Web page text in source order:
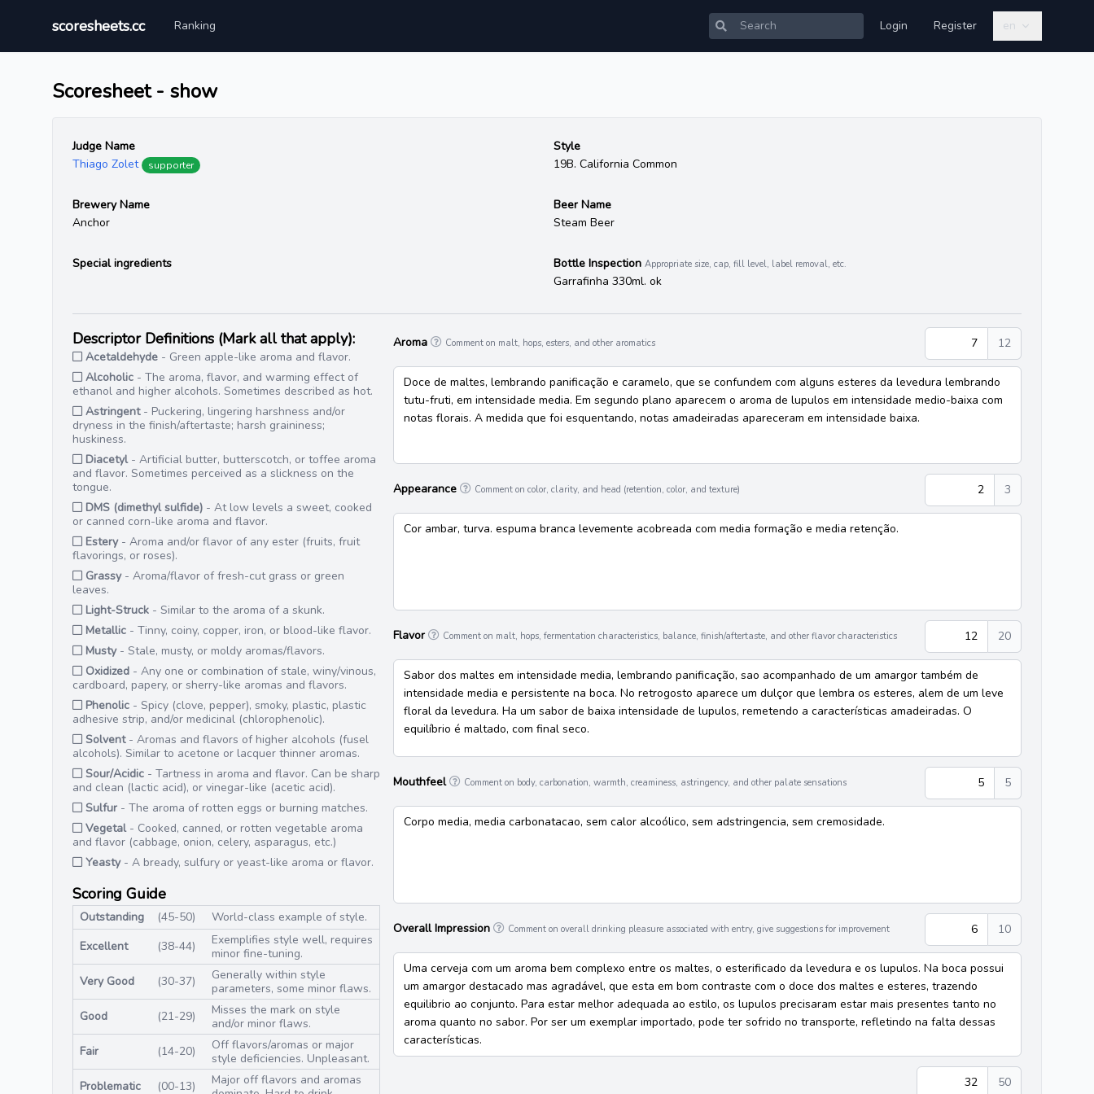
scoresheets.cc Ranking Login Register en
Scoresheet - show
Judge Name
Thiago Zolet
supporter
Style
19B. California Common
Brewery Name
Anchor
Beer Name
Steam Beer
Special ingredients Bottle Inspection Appropriate size, cap, fill level, label removal, etc.
Garrafinha 330ml. ok
Descriptor Definitions (Mark all that apply):
Acetaldehyde - Green apple-like aroma and flavor.
Alcoholic - The aroma, flavor, and warming effect of
ethanol and higher alcohols. Sometimes described as hot.
Astringent- Puckering, lingering harshness and/or
dryness in the finish/aftertaste; harsh graininess;
huskiness.
Diacetyl- Artificial butter, butterscotch, or toffee aroma
and flavor. Sometimes perceived as a slickness on the
tongue.
DMS (dimethyl sulfide) - At low levels a sweet, cooked
or canned corn-like aroma and flavor.
Estery- Aroma and/or flavor of any ester (fruits, fruit
flavorings, or roses).
Grassy- Aroma/flavor of fresh-cut grass or green
leaves.
Light-Struck - Similar to the aroma of a skunk.
Metallic - Tinny, coiny, copper, iron, or blood-like flavor.
Musty- Stale, musty, or moldy aromas/flavors.
Oxidized - Any one or combination of stale, winy/vinous,
cardboard, papery, or sherry-like aromas and flavors.
Phenolic - Spicy (clove, pepper), smoky, plastic, plastic
adhesive strip, and/or medicinal (chlorophenolic).
Solvent- Aromas and flavors of higher alcohols (fusel
alcohols). Similar to acetone or lacquer thinner aromas.
Sour/Acidic - Tartness in aroma and flavor. Can be sharp
and clean (lactic acid), or vinegar-like (acetic acid).
Sulfur - The aroma of rotten eggs or burning matches.
Vegetal- Cooked, canned, or rotten vegetable aroma
and flavor (cabbage, onion, celery, asparagus, etc.)
Yeasty- A bready, sulfury or yeast-like aroma or flavor.
Scoring Guide
Outstanding (45-50)
World-class example of style.
Excellent
(38-44)
Exemplifies style well, requires
minor fine-tuning.
Very Good
(30-37)
Generally within style
parameters, some minor flaws.
Good
(21-29)
Misses the mark on style
and/or minor flaws.
Fair
(14-20)
Off flavors/aromas or major
style deficiencies. Unpleasant.
Problematic
(00-13)
Major off flavors and aromas
Aroma Comment on malt, hops, esters, and other aromatics 7 12
Doce de maltes, lembrando panificação e caramelo, que se confundem com alguns esteres da levedura lembrando
tutu-fruti, em intensidade media. Em segundo plano aparecem o aroma de lupulos em intensidade medio-baixa com
notas florais. A medida que foi esquentando, notas amadeiradas apareceram em intensidade baixa.
Appearance Comment on color, clarity, and head (retention, color, and texture) 2 3
Cor ambar, turva. espuma branca levemente acobreada com media formação e media retenção.
Flavor Comment on malt, hops, fermentation characteristics, balance, finish/aftertaste, and other flavor characteristics 12 20
Sabor dos maltes em intensidade media, lembrando panificação, sao acompanhado de um amargor também de
intensidade media e persistente na boca. No retrogosto aparece um dulçor que lembra os esteres, alem de um leve
floral da levedura. Ha um sabor de baixa intensidade de lupulos, remetendo a características amadeiradas. O
equilíbrio é maltado, com final seco.
Mouthfeel Comment on body, carbonation, warmth, creaminess, astringency, and other palate sensations 5 5
Corpo media, media carbonatacao, sem calor alcoólico, sem adstringencia, sem cremosidade.
Overall Impression Comment on overall drinking pleasure associated with entry, give suggestions for improvement 6 10
Uma cerveja com um aroma bem complexo entre os maltes, o esterificado da levedura e os lupulos. Na boca possui
um amargor destacado mas agradável, que esta em bom contraste com o doce dos maltes e esteres, trazendo
equilibrio ao conjunto. Para estar melhor adequada ao estilo, os lupulos precisaram estar mais presentes tanto no
aroma quanto no sabor. Por ser um exemplar importado, pode ter sofrido no transporte, refletindo na falta dessas
características.
32 50